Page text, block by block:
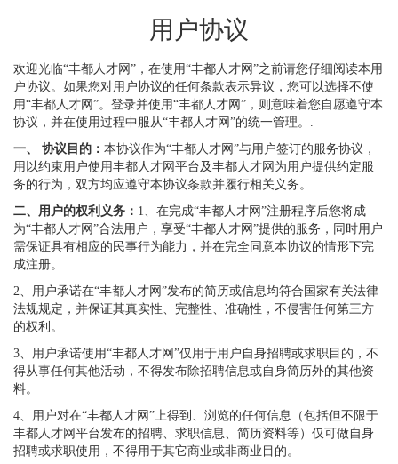
用户协议
欢迎光临“丰都人才网”，在使用“丰都人才网”之前请您仔细阅读本用
户协议。如果您对用户协议的任何条款表示异议，您可以选择不使
用“丰都人才网”。登录并使用“丰都人才网”，则意味着您自愿遵守本
协议，并在使用过程中服从“丰都人才网”的统一管理。.
一、 协议目的： 本协议作为“丰都人才网”与用户签订的服务协议，
用以约束用户使用丰都人才网平台及丰都人才网为用户提供约定服
务的行为，双方均应遵守本协议条款并履行相关义务。
二、用户的权利义务： 1、在完成“丰都人才网”注册程序后您将成
为“丰都人才网”合法用户，享受“丰都人才网”提供的服务，同时用户
需保证具有相应的民事行为能力，并在完全同意本协议的情形下完
成注册。
2、用户承诺在“丰都人才网”发布的简历或信息均符合国家有关法律
法规规定，并保证其真实性、完整性、准确性，不侵害任何第三方
的权利。
3、用户承诺使用“丰都人才网”仅用于用户自身招聘或求职目的，不
得从事任何其他活动，不得发布除招聘信息或自身简历外的其他资
料。
4、用户对在“丰都人才网”上得到、浏览的任何信息（包括但不限于
丰都人才网平台发布的招聘、求职信息、简历资料等）仅可做自身
招聘或求职使用，不得用于其它商业或非商业目的。